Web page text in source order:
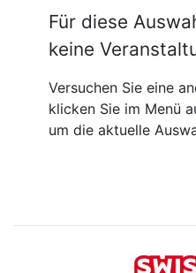
Für diese
keine
Versuchen Sie eine
klicken Sie im Menü
um die aktuelle